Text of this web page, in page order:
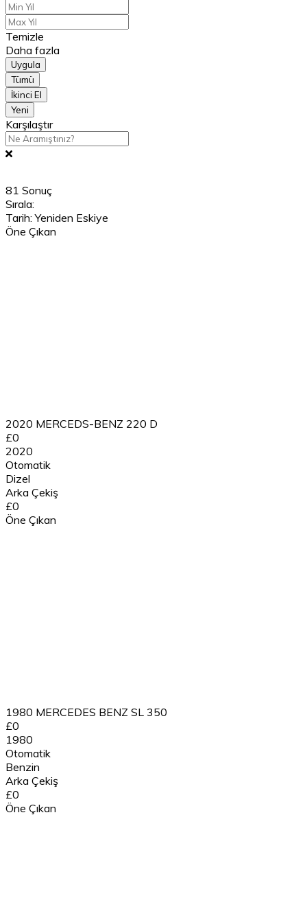
Temizle
Daha fazla
Uygula
Tümü
İkinci El
Yeni
Karşılaştır
81 Sonuç
Sırala:
Tarih: Yeniden Eskiye
Öne Çıkan
2020 MERCEDS-BENZ 220 D
£0
2020
Otomatik
Dizel
Arka Çekiş
£0
Öne Çıkan
1980 MERCEDES BENZ SL 350
£0
1980
Otomatik
Benzin
Arka Çekiş
£0
Öne Çıkan